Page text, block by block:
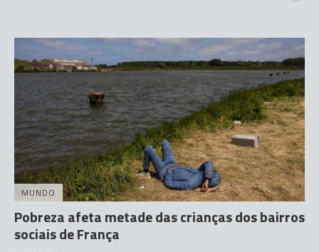
MUNDO
Pobreza afeta metade das crianças dos bairros
sociais de França